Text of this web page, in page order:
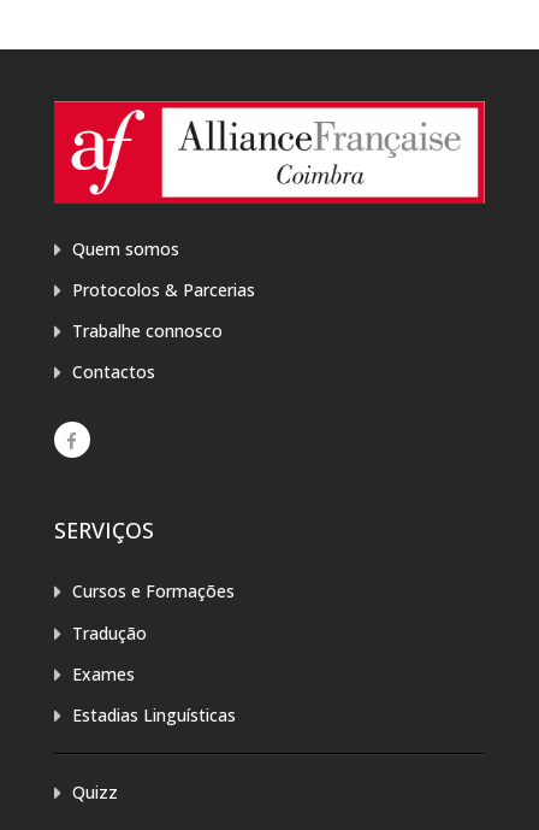
Quem somos
Protocolos & Parcerias
Trabalhe connosco
Contactos
SERVIÇOS
Cursos e Formações
Tradução
Exames
Estadias Linguísticas
Quizz